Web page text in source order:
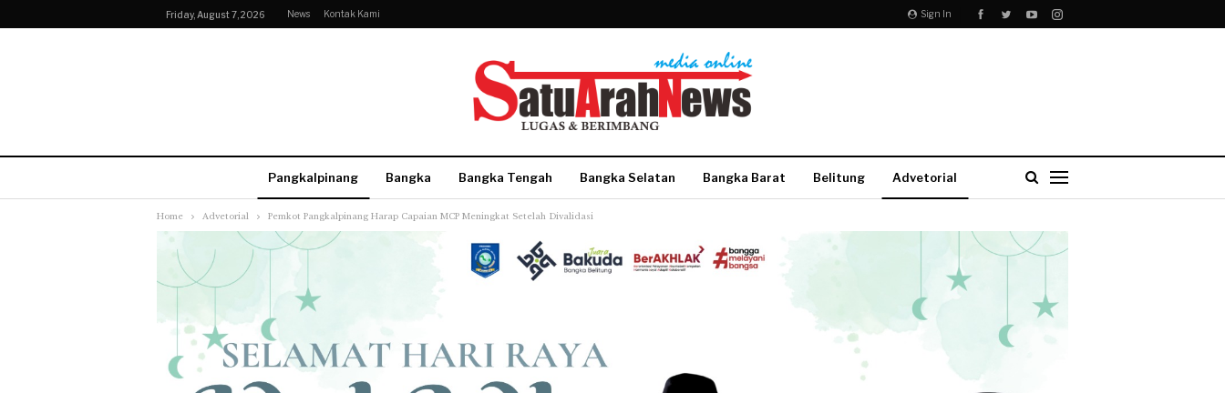
Sign In
Friday, August 7, 2026 News Kontak Kami
Pangkalpinang Bangka Bangka Tengah Bangka Selatan Bangka Barat Belitung Advetorial
More
Home Advetorial Pemkot Pangkalpinang Harap Capaian MCP Meningkat Setelah Divalidasi